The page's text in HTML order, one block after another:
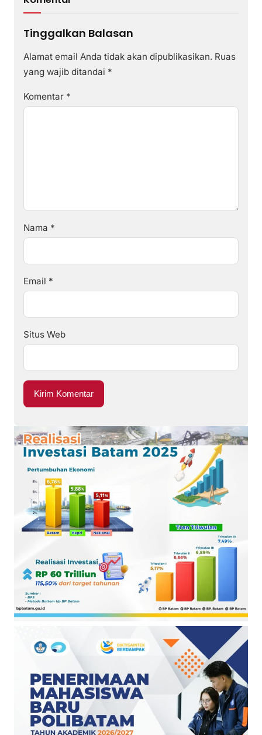
Tinggalkan Balasan
Alamat email Anda tidak akan dipublikasikan. Ruas
yang wajib ditandai *
Komentar *
Nama *
Email *
Situs Web